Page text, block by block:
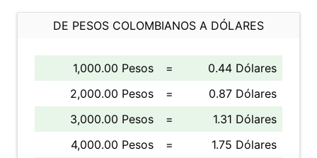
DE PESOS COLOMBIANOS A DÓLARES
1,000.00 Pesos =
0.44 Dólares
2,000.00 Pesos
=
0.87 Dólares
3,000.00 Pesos
=
1.31 Dólares
4,000.00 Pesos
=
1.75 Dólares